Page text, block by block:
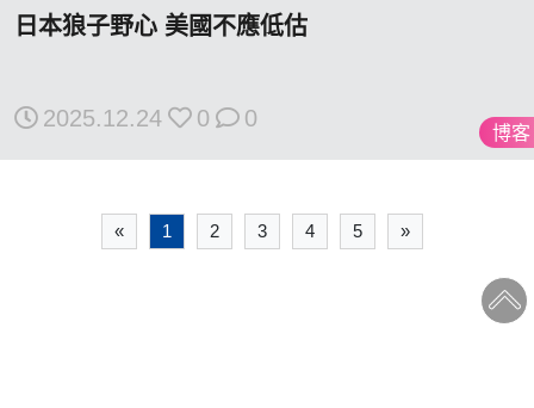
博客
日本狼子野心 美國不應低估
2025.12.24 0 0
« 1 2 3 4 5 »